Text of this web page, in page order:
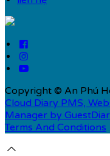
Copyright © An Phú
Cloud Diary PMS,
Manager by
Terms And Conditions